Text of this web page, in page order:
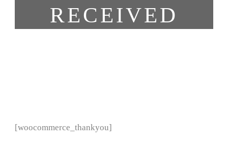
RECEIVED
[woocommerce_thankyou]